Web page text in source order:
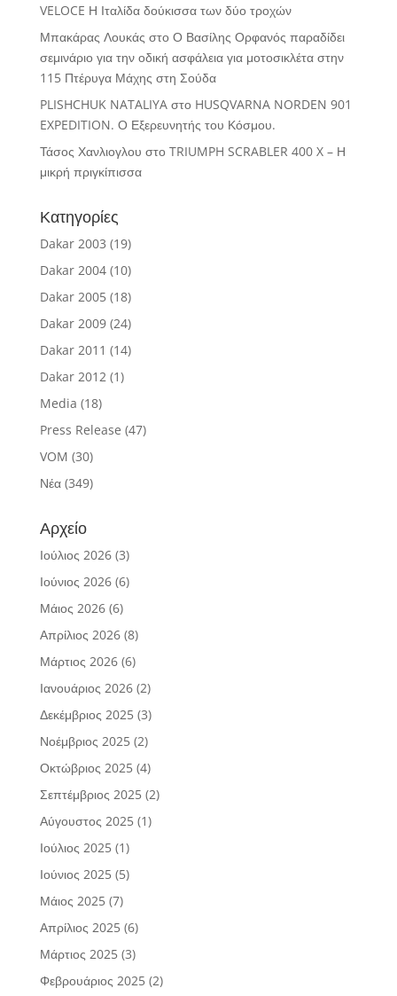
VELOCE Η Ιταλίδα δούκισσα των δύο τροχών
Μπακάρας Λουκάς στο Ο Βασίλης Ορφανός παραδίδει
σεμινάριο για την οδική ασφάλεια για μοτοσικλέτα στην
115 Πτέρυγα Μάχης στη Σούδα
PLISHCHUK NATALIYAστο HUSQVARNA NORDEN 901
EXPEDITION. Ο Εξερευνητής του Κόσμου.
Τάσος Χανλιογλου στο TRIUMPH SCRABLER 400 X – Η
μικρή πριγκίπισσα
Κατηγορίες
Dakar 2003 (19)
Dakar 2004(10)
Dakar 2005(18)
Dakar 2009(24)
Dakar 2011 (14)
Dakar 2012(1)
Media (18)
Press Release (47)
VOM (30)
Νέα(349)
Αρχείο
Ιούλιος 2026(3)
Ιούνιος 2026(6)
Μάιος 2026(6)
Απρίλιος 2026(8)
Μάρτιος 2026(6)
Ιανουάριος 2026(2)
Δεκέμβριος 2025(3)
Νοέμβριος 2025(2)
Οκτώβριος 2025(4)
Σεπτέμβριος 2025(2)
Αύγουστος 2025(1)
Ιούλιος 2025(1)
Ιούνιος 2025(5)
Μάιος 2025(7)
Απρίλιος 2025(6)
Μάρτιος 2025(3)
Φεβρουάριος 2025(2)